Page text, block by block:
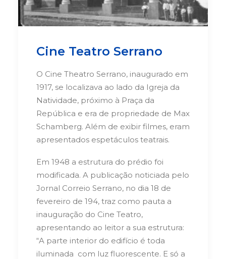
Cine Teatro Serrano
O Cine Theatro Serrano, inaugurado em
1917, se localizava ao lado da Igreja da
Natividade, próximo à Praça da
República e era de propriedade de Max
Schamberg. Além de exibir filmes, eram
apresentados espetáculos teatrais.
Em 1948 a estrutura do prédio foi
modificada. A publicação noticiada pelo
Jornal Correio Serrano, no dia 18 de
fevereiro de 194, traz como pauta a
inauguração do Cine Teatro,
apresentando ao leitor a sua estrutura:
“A parte interior do edifício é toda
iluminada com luz fluorescente. E só a